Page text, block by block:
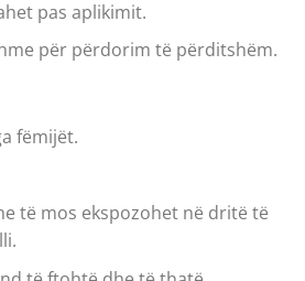
pas aplikimit.
për përdorim të përditshëm.
fëmijët.
të mos ekspozohet në dritë të